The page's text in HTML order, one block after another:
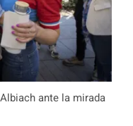
ante la mirada